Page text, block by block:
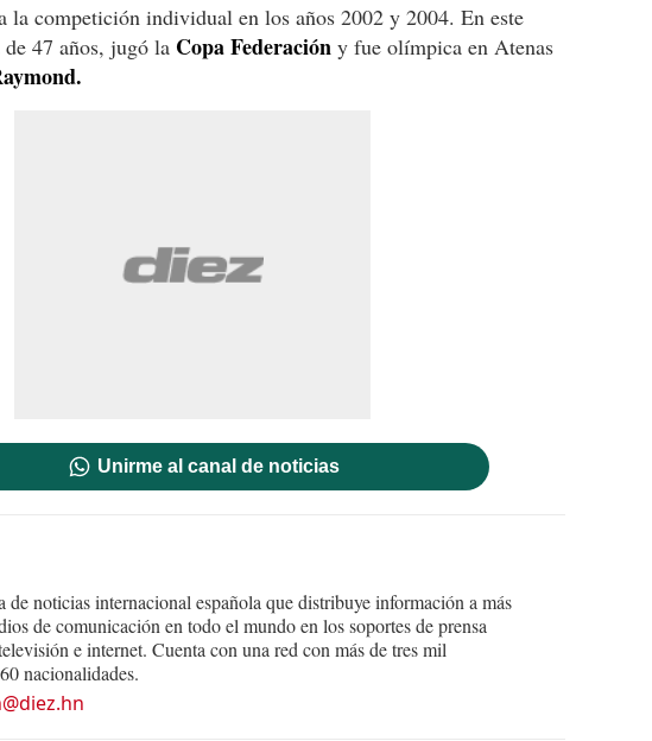
la competición individual en los años 2002 y 2004. En este
47 años, jugó la Copa Federación y fue olímpica en Atenas
Unirme al canal de noticias
de noticias internacional española que distribuye información a más
de comunicación en todo el mundo en los soportes de prensa
e internet. Cuenta con una red con más de tres mil
nacionalidades.